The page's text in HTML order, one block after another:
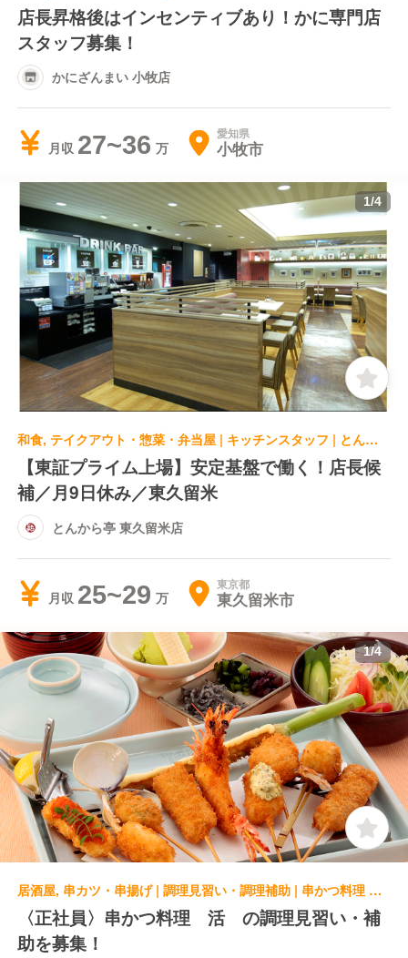
店長昇格後はインセンティブあり！かに専門店
スタッフ募集！
かにざんまい 小牧店
月収 27~36 愛知県
小牧市
1/4
和食, テイクアウト・惣菜・弁当屋 | キッチンスタッフ | とんから亭 東久留米店
【東証プライム上場】安定基盤で働く！店長候
補／月9日休み／東久留米
とんから亭 東久留米店
月収 25~29 東京都
東久留米市
1/4
居酒屋, 串カツ・串揚げ | 調理見習い・調理補助 | 串かつ料理 活 ナビオ阪急店
〈正社員〉串かつ料理 活 の調理見習い・補
助を募集！